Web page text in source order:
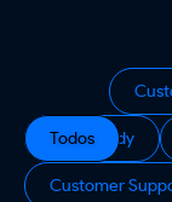
Todos
Case Study
Customer